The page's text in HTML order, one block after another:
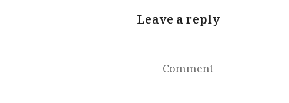
Leave a reply